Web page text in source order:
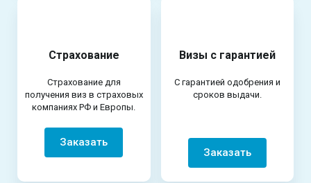
Страхование
Страхование для
получения виз в страховых
компаниях РФ и Европы.
Заказать
Визы с гарантией
С гарантией одобрения и
сроков выдачи.
Заказать